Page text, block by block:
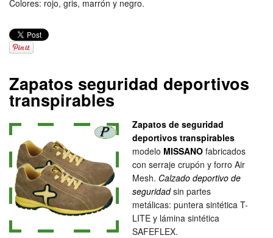
Colores: rojo, gris, marrón y negro.
Zapatos seguridad deportivos
transpirables
Zapatos de seguridad
deportivos transpirables
modelo MISSANO fabricados
con serraje crupón y forro Air
Mesh. Calzado deportivo de
seguridad sin partes
metálicas: puntera sintética T-
LITE y lámina sintética
SAFEFLEX.